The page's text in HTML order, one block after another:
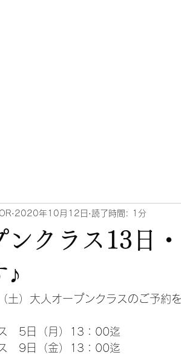
ンクラス13日
♪
2020年10月12日 読了時間: 1分
土）大人オープンクラスのご予約
　5日（月）13：00迄
（金）13：00迄